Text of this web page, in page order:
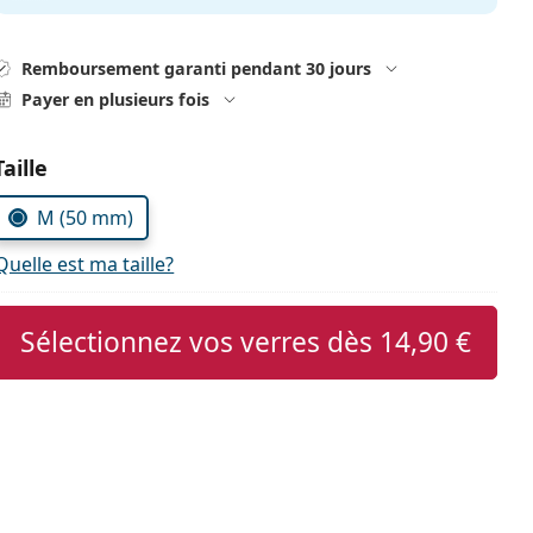
Remboursement garanti pendant 30 jours
Payer en plusieurs fois
les paramètres
M (50 mm)
est ma taille?
Sélectionnez vos verres dès 14,90 €